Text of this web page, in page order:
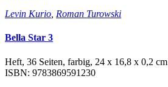
Levin Kurio Roman Turowski
Bella Star 3
Heft, 36 Seiten, farbig, 24 x 16,8 x 0,2 cm
ISBN: 9783869591230